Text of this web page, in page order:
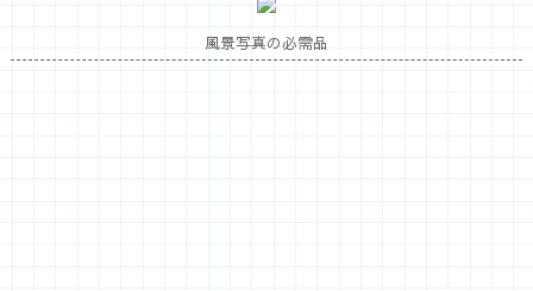
風景写真の必需品